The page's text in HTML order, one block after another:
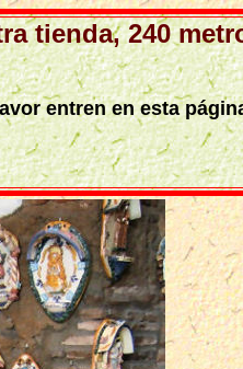
tienda, 240
entren en esta